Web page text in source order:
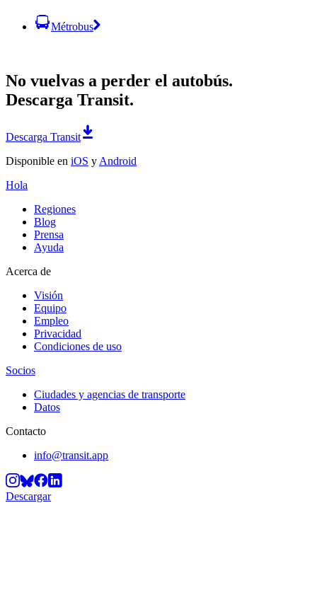
Métrobus
No vuelvas a perder el autobús.
Descarga Transit.
Descarga Transit
Disponible en iOS y Android
Hola
Regiones
Blog
Prensa
Ayuda
Acerca de
Visión
Equipo
Empleo
Privacidad
Condiciones de uso
Socios
Ciudades y agencias de transporte
Datos
Contacto
info@transit.app
Descargar